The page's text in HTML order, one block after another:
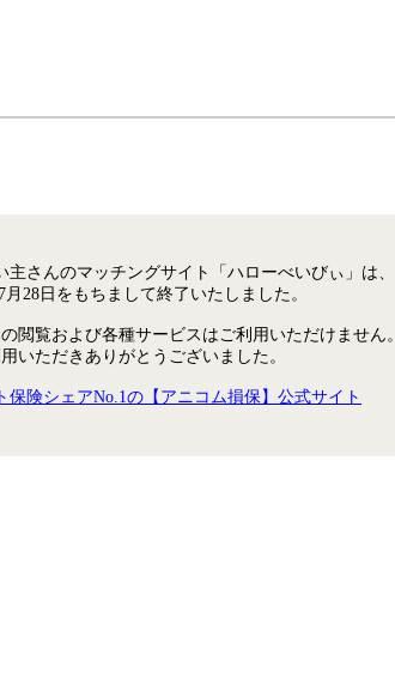
主さんのマッチングサイト「ハローべいびぃ」は、
月28日をもちまして終了いたしました。
閲覧および各種サービスはご利用いただけません
いただきありがとうございました。
保険シェアNo.1の【アニコム損保】公式サイト